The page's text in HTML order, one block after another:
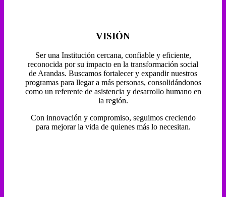
VISIÓN
Ser una Institución cercana, confiable y eficiente,
reconocida por su impacto en la transformación social
de Arandas. Buscamos fortalecer y expandir nuestros
programas para llegar a más personas, consolidándonos
como un referente de asistencia y desarrollo humano en
la región.
Con innovación y compromiso, seguimos creciendo
para mejorar la vida de quienes más lo necesitan.